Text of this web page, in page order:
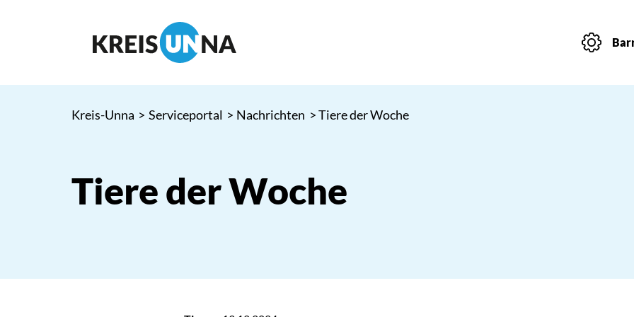
Kreis-Unna > Serviceportal > Nachrichten > Tiere der Woche
Tiere der Woche